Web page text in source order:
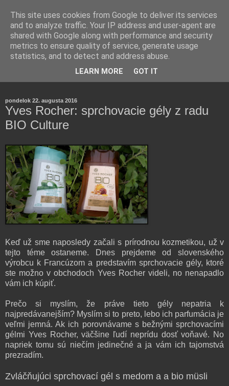
rozoberá témy o zdraví, živote a všetko možné.
pondelok 22. augusta 2016
Yves Rocher: sprchovacie gély z radu
BIO Culture
Keď už sme naposledy začali s prírodnou kozmetikou, už v
tejto téme ostaneme. Dnes prejdeme od slovenského
výrobcu k Francúzom a predstavím sprchovacie gély, ktoré
ste možno v obchodoch Yves Rocher videli, no nenapadlo
vám ich kúpiť.
Prečo si myslím, že práve tieto gély nepatria k
najpredávanejším? Myslím si to preto, lebo ich parfumácia je
veľmi jemná. Ak ich porovnávame s bežnými sprchovacími
gélmi Yves Rocher, väčšine ľudí neprídu dosť voňavé. No
napriek tomu sú niečím jedinečné a ja vám ich tajomstvá
prezradím.
Zvláčňujúci sprchovací gél s medom a a bio müsli
This site uses cookies from Google to deliver its services
and to analyze traffic. Your IP address and user-agent are
shared with Google along with performance and security
metrics to ensure quality of service, generate usage
statistics, and to detect and address abuse.
LEARN MORE GOT IT